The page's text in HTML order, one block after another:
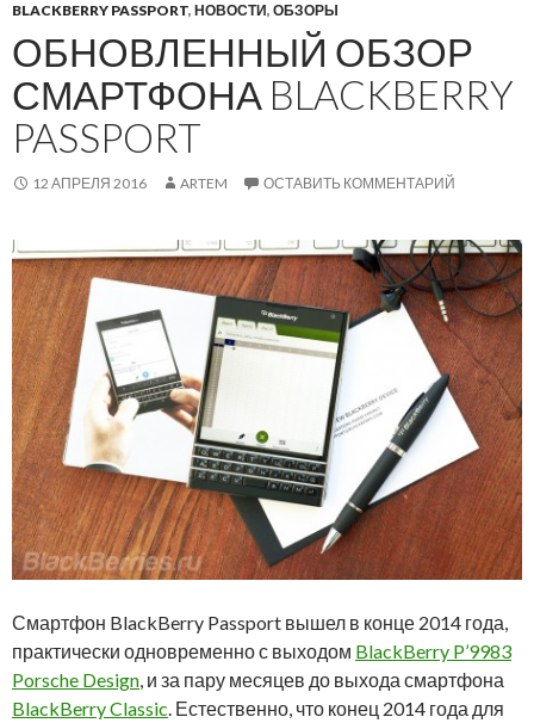
BLACKBERRY PASSPORT, НОВОСТИ, ОБЗОРЫ
ОБНОВЛЕННЫЙ ОБЗОР
СМАРТФОНА BLACKBERRY
PASSPORT
12 АПРЕЛЯ 2016 ARTEM ОСТАВИТЬ КОММЕНТАРИЙ
Смартфон BlackBerry Passport вышел в конце 2014 года,
практически одновременно с выходом BlackBerry P’9983
Porsche Design , и за пару месяцев до выхода смартфона
BlackBerry Classic . Естественно, что конец 2014 года для